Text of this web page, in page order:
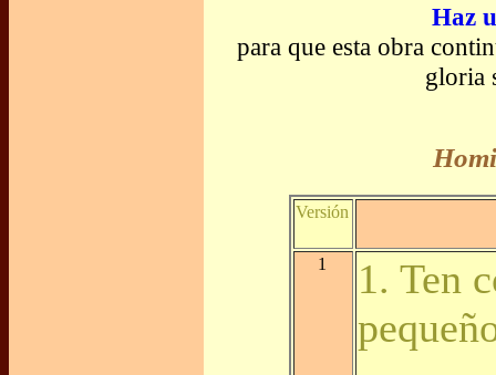
Haz
para que esta obra
gloria
Versión
1
1. Ten